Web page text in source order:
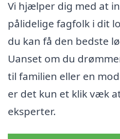
Vi hjælper dig med at
pålidelige fagfolk i dit
du kan få den bedste
Uanset om du
til familien eller en
er det kun et klik væk
eksperter.